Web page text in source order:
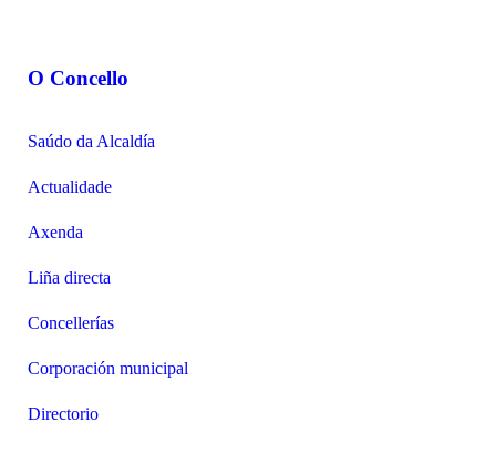
O Concello
Saúdo da Alcaldía
Actualidade
Axenda
Liña directa
Concellerías
Corporación municipal
Directorio